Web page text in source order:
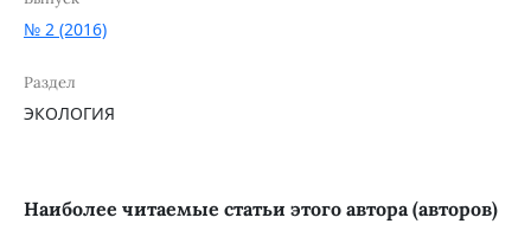
№ 2 (2016)
Раздел
ЭКОЛОГИЯ
Наиболее читаемые статьи этого автора (авторов)